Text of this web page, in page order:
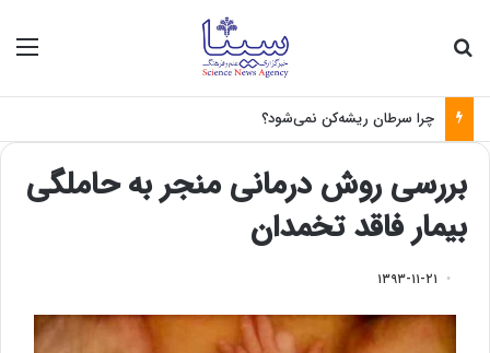
چرا سرطان ریشه‌کن نمی‌شود؟
بررسی روش درمانی منجر به حاملگی
بیمار فاقد تخمدان
۱۳۹۳-۱۱-۲۱